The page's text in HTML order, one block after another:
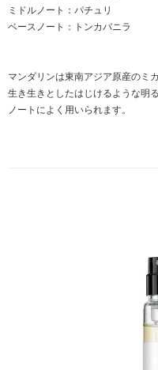
ミドルノート：パチュリ
ベースノート：トンカバニラ
マンダリンは東南アジア原産のミ
生き生きとしたはじけるような明
ノートによく用いられます。